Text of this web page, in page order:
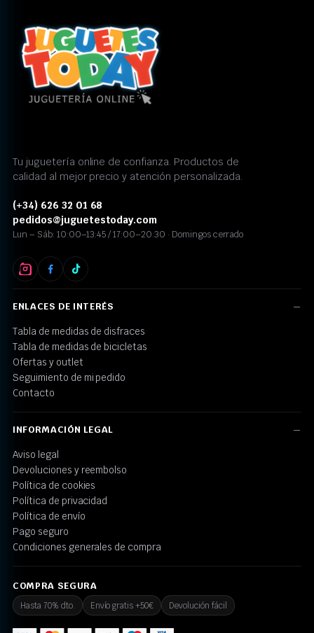
Tu juguetería online de confianza. Productos de
calidad al mejor precio y atención personalizada.
(+34) 626 32 01 68
pedidos@juguetestoday.com
Lun – Sáb: 10:00–13:45 / 17:00–20:30 · Domingos cerrado
ENLACES DE INTERÉS
Tabla de medidas de disfraces
Tabla de medidas de bicicletas
Ofertas y outlet
Seguimiento de mi pedido
Contacto
INFORMACIÓN LEGAL
Aviso legal
Devoluciones y reembolso
Política de cookies
Política de privacidad
Política de envío
Pago seguro
Condiciones generales de compra
COMPRA SEGURA
Hasta 70% dto. Envío gratis +50€ Devolución fácil